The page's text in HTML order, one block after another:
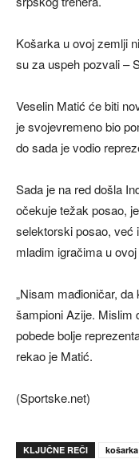
Košarka u ovoj zemlji
su za uspeh pozvali –
Veselin Matić će biti
je svojevremeno bio
do sada je vodio
Sada je na red došla
očekuje težak posao,
selektorski posao, već
mladim igračima u
„Nisam mađioničar, da
šampioni Azije. Mislim
pobede bolje
rekao je Matić.
(Sportske.net)
KLJUČNE REČI košarka